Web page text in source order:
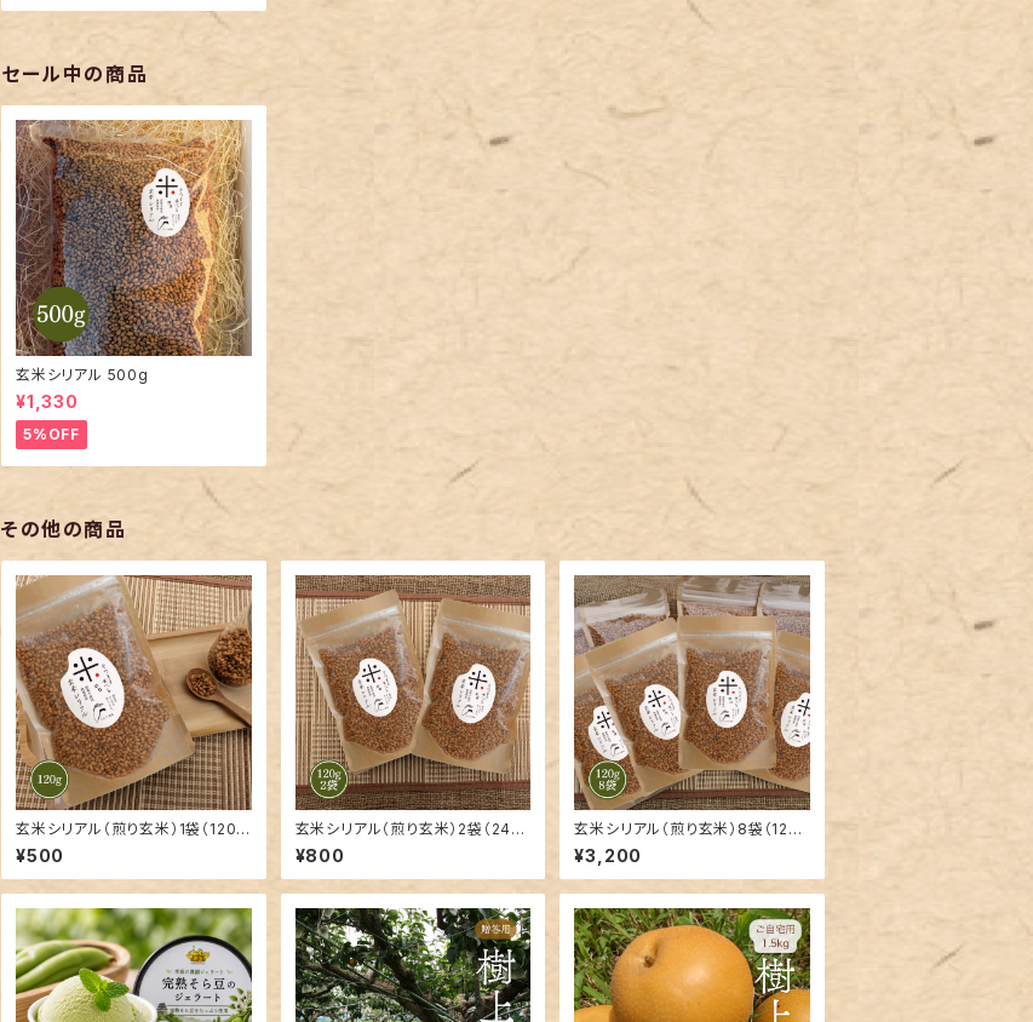
セール中の商品
玄米シリアル 500g
¥1,330
5%OFF
その他の商品
玄米シリアル（煎り玄米）1袋（120
g）
¥500
玄米シリアル（煎り玄米）2袋（240
g）
¥800
玄米シリアル（煎り玄米）8袋（120g
x8）
¥3,200